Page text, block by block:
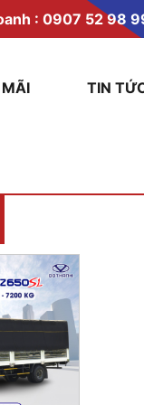
: 0907 52 98
MÃI TIN